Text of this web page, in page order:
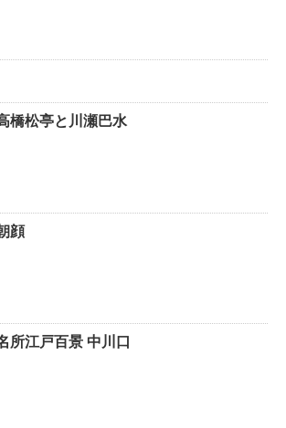
橋松亭と川瀬巴水
顔
所江戸百景 中川口